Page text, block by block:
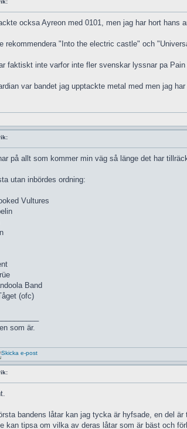
ocksa Ayreon med 0101, men jag har hort hans
rekommendera "Into the electric castle" och
faktiskt inte varfor inte fler svenskar lyssnar pa
var bandet jag upptackte metal med men jag
på allt som kommer min väg så länge det har
utan inbördes ordning:
Vultures
Band
(ofc)
som är.
bandens låtar kan jag tycka är hyfsade, en del
kan tipsa om vilka av deras låtar som är bäst och